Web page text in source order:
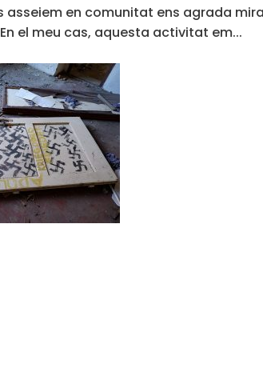
asseiem en comunitat ens agrada
el meu cas, aquesta activitat em